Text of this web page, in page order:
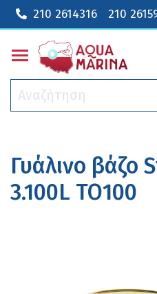
210 2614316 210
Toggle main menu
Γυάλινο βάζο
3.100L TO100